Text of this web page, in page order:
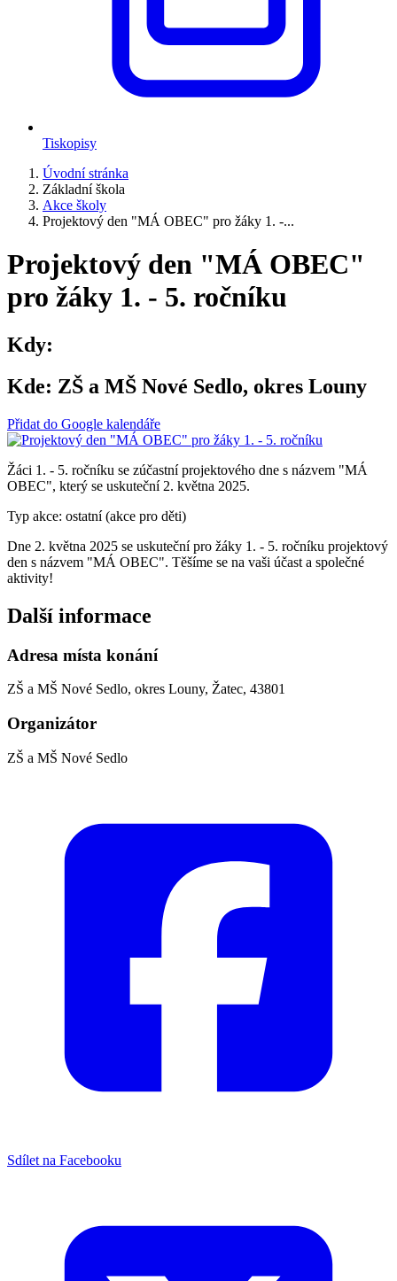
Tiskopisy
Úvodní stránka
Základní škola
Akce školy
Projektový den "MÁ OBEC" pro žáky 1. -...
Projektový den "MÁ OBEC"
pro žáky 1. - 5. ročníku
Kdy:
Kde: ZŠ a MŠ Nové Sedlo, okres Louny
Přidat do Google kalendáře
Žáci 1. - 5. ročníku se zúčastní projektového dne s názvem "MÁ
OBEC", který se uskuteční 2. května 2025.
Typ akce: ostatní (akce pro děti)
Dne 2. května 2025 se uskuteční pro žáky 1. - 5. ročníku projektový
den s názvem "MÁ OBEC". Těšíme se na vaši účast a společné
aktivity!
Další informace
Adresa místa konání
ZŠ a MŠ Nové Sedlo, okres Louny, Žatec, 43801
Organizátor
ZŠ a MŠ Nové Sedlo
Sdílet na Facebooku